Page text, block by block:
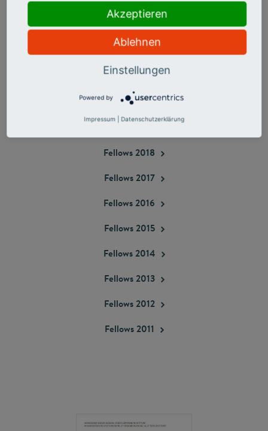
vergeben.
Die Fellows 2011-2020
Fellows2020
Fellows2018
Fellows2017
Fellows2016
Fellows2015
Fellows2014
Fellows2013
Fellows2012
Fellows2011
Akzeptieren
Ablehnen
Einstellungen
Powered by
Impressum Datenschutzerklärung